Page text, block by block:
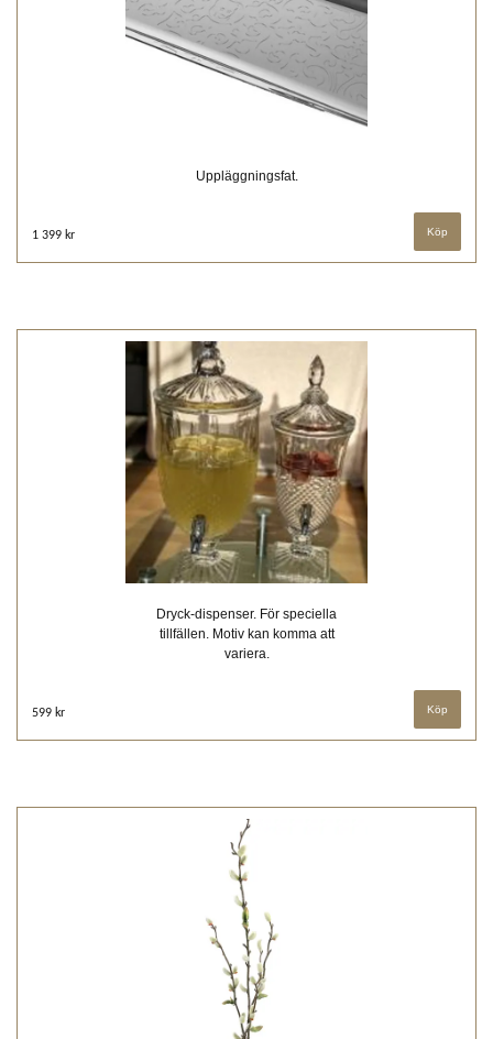
Uppläggningsfat.
1 399 kr
Dryck-dispenser. För speciella
tillfällen. Motiv kan komma att
variera.
599 kr Köp